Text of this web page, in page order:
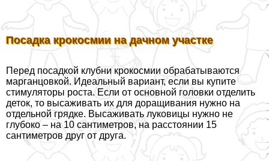
Посадка крокосмии на дачном участке
Перед посадкой клубни крокосмии обpaбатываются
марганцовкой. Идеальный вариант, если вы купите
стимуляторы роста. Если от основной головки отделить
деток, то высаживать их для доращивания нужно на
отдельной грядке. Высаживать луковицы нужно не
глубоко – на 10 сантиметров, на расстоянии 15
сантиметров друг от друга.